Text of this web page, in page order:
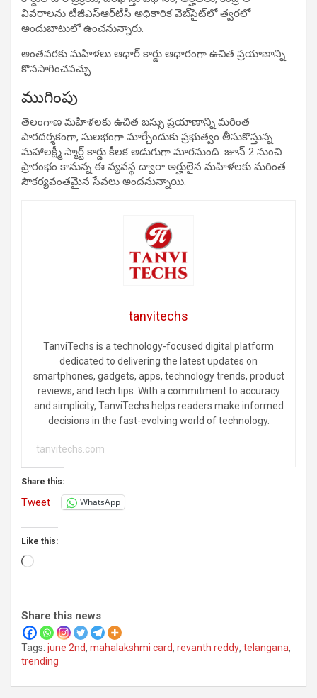
వివరాలను టీజీఎస్‌ఆర్‌టీసీ అధికారిక వెబ్‌సైట్‌లో త్వరలో
అందుబాటులో ఉంచనున్నారు.
అంతవరకు మహిళలు ఆధార్ కార్డు ఆధారంగా ఉచిత ప్రయాణాన్ని
కొనసాగించవచ్చు.
ముగింపు
తెలంగాణ మహిళలకు ఉచిత బస్సు ప్రయాణాన్ని మరింత
పారదర్శకంగా, సులభంగా మార్చేందుకు ప్రభుత్వం తీసుకొస్తున్న
మహాలక్ష్మీ స్మార్ట్ కార్డు కీలక అడుగుగా మారనుంది. జూన్ 2 నుంచి
ప్రారంభం కానున్న ఈ వ్యవస్థ ద్వారా అర్హులైన మహిళలకు మరింత
సౌకర్యవంతమైన సేవలు అందనున్నాయి.
tanvitechs
TanviTechs is a technology-focused digital platform
dedicated to delivering the latest updates on
smartphones, gadgets, apps, technology trends, product
reviews, and tech tips. With a commitment to accuracy
and simplicity, TanviTechs helps readers make informed
decisions in the fast-evolving world of technology.
tanvitechs.com
Share this:
Tweet WhatsApp
Like this:
Loading…
Share this news
Tags: june 2nd, mahalakshmi card, revanth reddy, telangana,
trending